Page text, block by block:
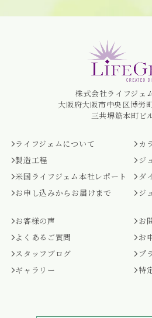
株式会社ライフジェ
大阪府大阪市中央区博労
三共堺筋本町ビ
ライフジェムについて
製造工程
米国ライフジェム本社レポート
お申し込みからお届けまで
カ
ジ
ダ
ジ
お客様の声
よくあるご質問
スタッフブログ
ギャラリー
お
お
プ
特